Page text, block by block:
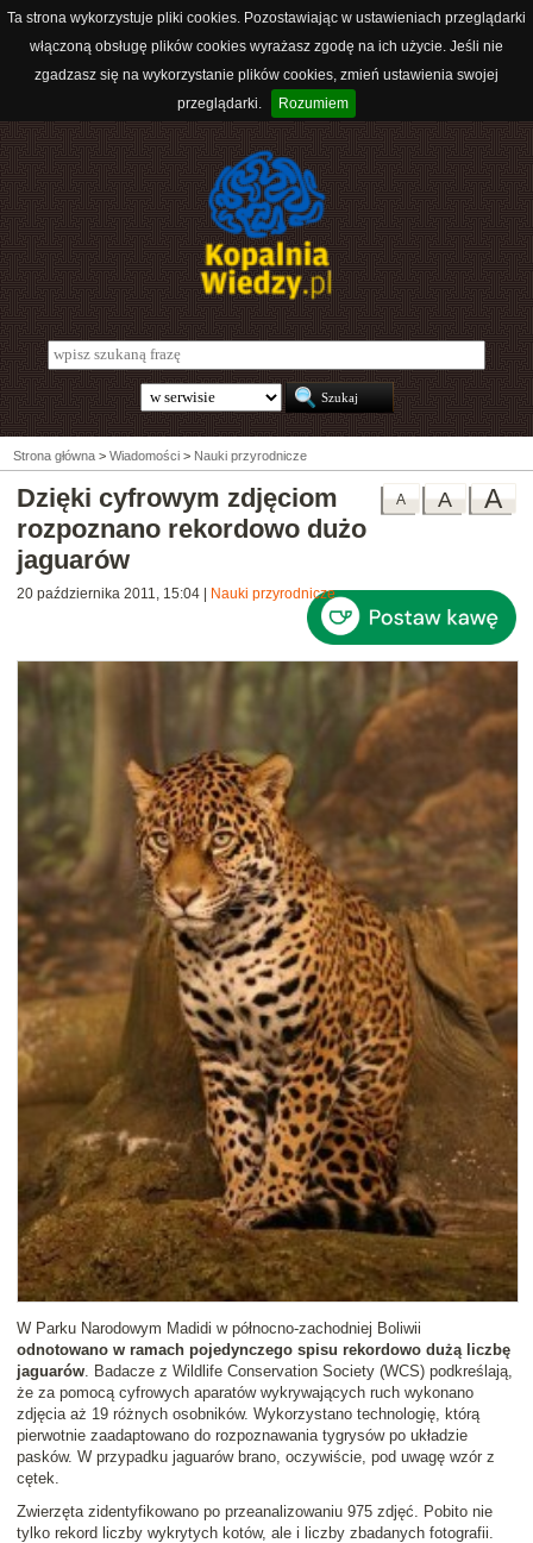
Ta strona wykorzystuje pliki cookies. Pozostawiając w ustawieniach przeglądarki
włączoną obsługę plików cookies wyrażasz zgodę na ich użycie. Jeśli nie
zgadzasz się na wykorzystanie plików cookies, zmień ustawienia swojej
przeglądarki.
Rozumiem
Strona główna > Wiadomości > Nauki przyrodnicze
A
A
A
Dzięki cyfrowym zdjęciom
rozpoznano rekordowo dużo
jaguarów
20 października 2011, 15:04 Nauki przyrodnicze
W Parku Narodowym Madidi w północno-zachodniej Boliwii
odnotowano w ramach pojedynczego spisu rekordowo dużą liczbę
jaguarów . Badacze z Wildlife Conservation Society (WCS) podkreślają,
że za pomocą cyfrowych aparatów wykrywających ruch wykonano
zdjęcia aż 19 różnych osobników. Wykorzystano technologię, którą
pierwotnie zaadaptowano do rozpoznawania tygrysów po układzie
pasków. W przypadku jaguarów brano, oczywiście, pod uwagę wzór z
cętek.
Zwierzęta zidentyfikowano po przeanalizowaniu 975 zdjęć. Pobito nie
tylko rekord liczby wykrytych kotów, ale i liczby zbadanych fotografii.